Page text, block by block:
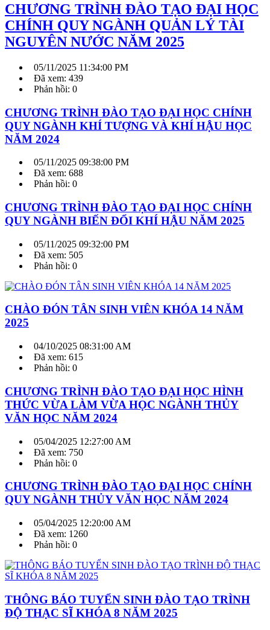
CHƯƠNG TRÌNH ĐÀO TẠO ĐẠI HỌC
CHÍNH QUY NGÀNH QUẢN LÝ TÀI
NGUYÊN NƯỚC NĂM 2025
05/11/2025 11:34:00 PM
Đã xem: 439
Phản hồi: 0
CHƯƠNG TRÌNH ĐÀO TẠO ĐẠI HỌC CHÍNH
QUY NGÀNH KHÍ TƯỢNG VÀ KHÍ HẬU HỌC
NĂM 2024
05/11/2025 09:38:00 PM
Đã xem: 688
Phản hồi: 0
CHƯƠNG TRÌNH ĐÀO TẠO ĐẠI HỌC CHÍNH
QUY NGÀNH BIẾN ĐỔI KHÍ HẬU NĂM 2025
05/11/2025 09:32:00 PM
Đã xem: 505
Phản hồi: 0
CHÀO ĐÓN TÂN SINH VIÊN KHÓA 14 NĂM
2025
04/10/2025 08:31:00 AM
Đã xem: 615
Phản hồi: 0
CHƯƠNG TRÌNH ĐÀO TẠO ĐẠI HỌC HÌNH
THỨC VỪA LÀM VỪA HỌC NGÀNH THỦY
VĂN HỌC NĂM 2024
05/04/2025 12:27:00 AM
Đã xem: 750
Phản hồi: 0
CHƯƠNG TRÌNH ĐÀO TẠO ĐẠI HỌC CHÍNH
QUY NGÀNH THỦY VĂN HỌC NĂM 2024
05/04/2025 12:20:00 AM
Đã xem: 1260
Phản hồi: 0
THÔNG BÁO TUYỂN SINH ĐÀO TẠO TRÌNH
ĐỘ THẠC SĨ KHÓA 8 NĂM 2025